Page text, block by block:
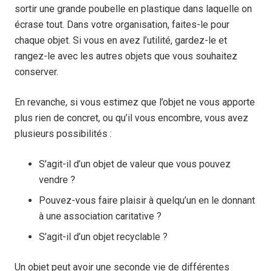
sortir une grande poubelle en plastique dans laquelle on
écrase tout. Dans votre organisation, faites-le pour
chaque objet. Si vous en avez l’utilité, gardez-le et
rangez-le avec les autres objets que vous souhaitez
conserver.
En revanche, si vous estimez que l’objet ne vous apporte
plus rien de concret, ou qu’il vous encombre, vous avez
plusieurs possibilités :
S’agit-il d’un objet de valeur que vous pouvez
vendre ?
Pouvez-vous faire plaisir à quelqu’un en le donnant
à une association caritative ?
S’agit-il d’un objet recyclable ?
Un objet peut avoir une seconde vie de différentes